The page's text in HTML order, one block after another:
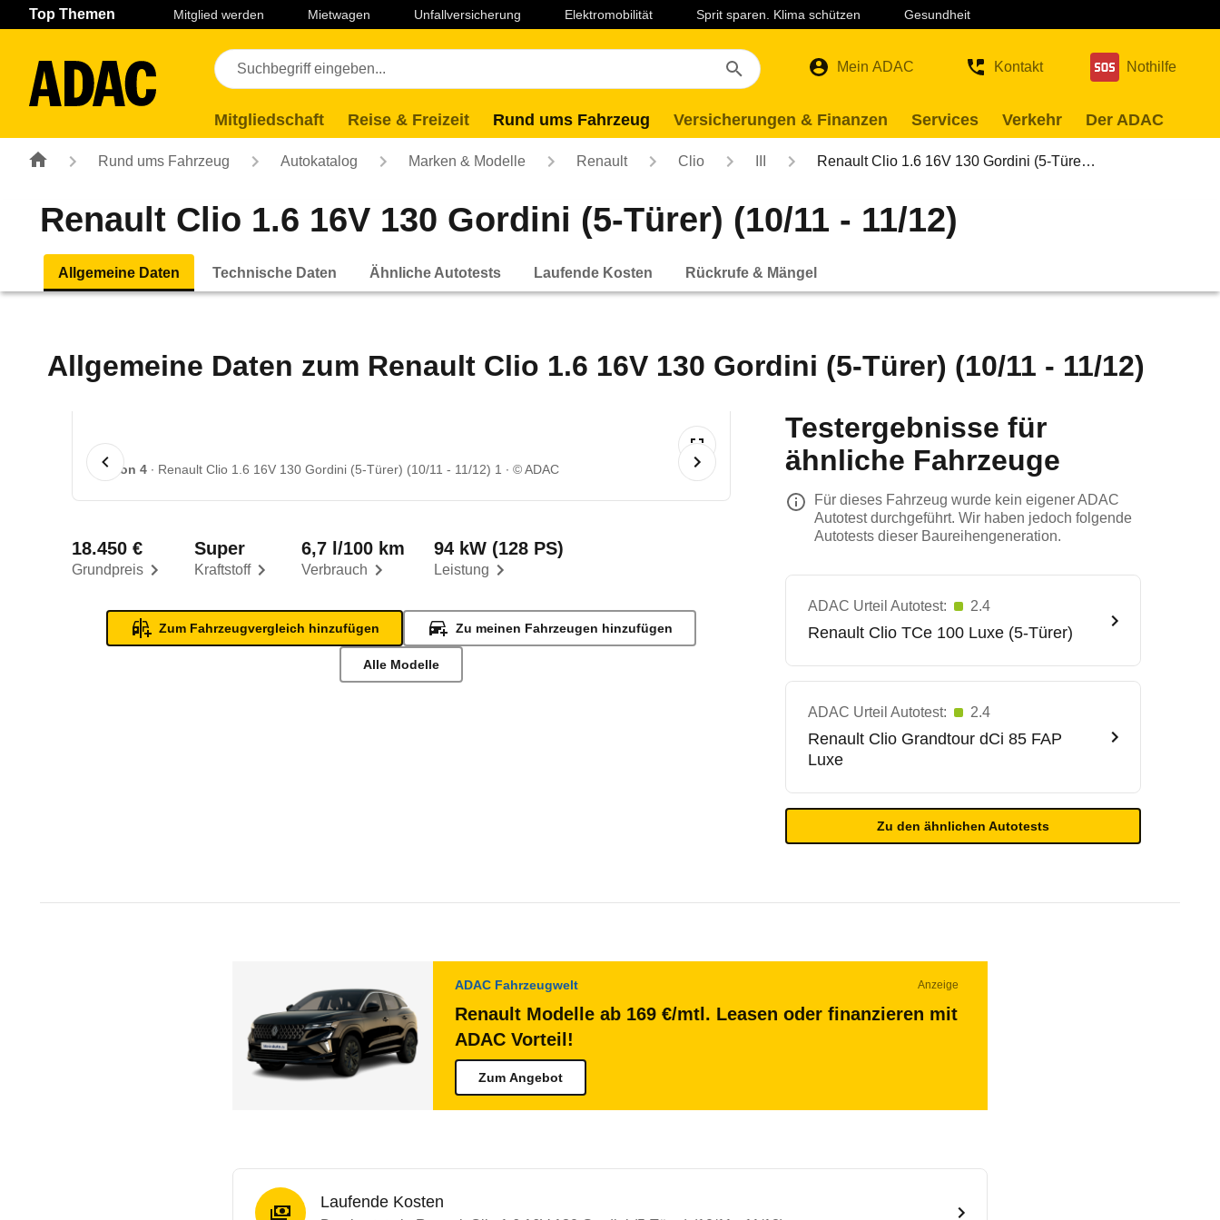
Navigation Seiteninhalt Fußzeile
Top Themen Mitglied werden Mietwagen Unfallversicherung Elektromobilität Sprit sparen. Klima schützen Gesundheit
Mein ADAC Kontakt Nothilfe
Mitgliedschaft Reise & Freizeit Rund ums Fahrzeug Versicherungen & Finanzen Services Verkehr Der ADAC
Rund ums Fahrzeug Autokatalog Marken & Modelle Renault Clio Renault Clio 1.6 16V 130 Gordini (5-Türe…
Renault Clio 1.6 16V 130 Gordini (5-Türer) (10/11 - 11/12)
Allgemeine Daten Technische Daten Ähnliche Autotests Laufende Kosten Rückrufe & Mängel
Allgemeine Daten zum Renault Clio 1.6 16V 130 Gordini (5-Türer) (10/11 - 11/12)
1 von 4 Renault Clio 1.6 16V 130 Gordini (5-Türer) (10/11 - 11/12) 1 © ADAC
Grundpreis
18.450 €
Kraftstoff
Super
Verbrauch
6,7 l/100 km
Leistung
94 kW (128 PS)
Zum Fahrzeugvergleich hinzufügen Zu meinen Fahrzeugen hinzufügen
Alle Modelle
Testergebnisse für
ähnliche Fahrzeuge
Für dieses Fahrzeug wurde kein eigener ADAC
Autotest durchgeführt. Wir haben jedoch folgende
Autotests dieser Baureihengeneration.
ADAC Urteil Autotest: 2.4
Renault Clio TCe 100 Luxe (5-Türer)
ADAC Urteil Autotest: 2.4
Renault Clio Grandtour dCi 85 FAP
Luxe
Zu den ähnlichen Autotests
ADAC Fahrzeugwelt Anzeige
Renault Modelle ab 169 €/mtl. Leasen oder finanzieren mit
ADAC Vorteil!
Zum Angebot
Laufende Kosten